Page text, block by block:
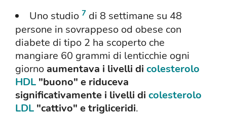
Uno studio 7 di 8 settimane su 48
persone in sovrappeso od obese con
diabete di tipo 2 ha scoperto che
mangiare 60 grammi di lenticchie ogni
giorno aumentava i livelli di colesterolo
HDL "buono" e riduceva
significativamente i livelli di colesterolo
LDL "cattivo" e trigliceridi.